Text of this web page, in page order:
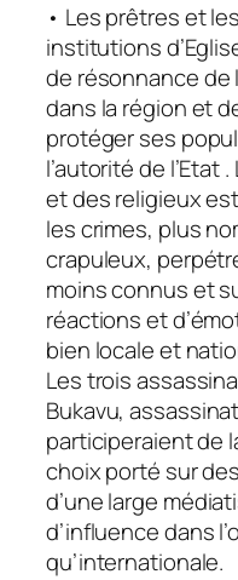
• Les prêtres et
institutions
de résonnance de
dans la région et
protéger ses
l’autorité de l’Etat
et des religieux
les crimes, plus
crapuleux,
moins connus et
réactions et
bien locale et
Les trois
Bukavu,
participeraient de
choix porté sur
d’une large
d’influence dans
qu’internationale.